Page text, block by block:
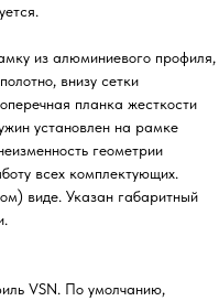
из алюминиевого профиля,
внизу сетки
планка жесткости
установлен на рамке
геометрии
всех комплектующих.
виде. Указан габаритный
VSN. По умолчанию,